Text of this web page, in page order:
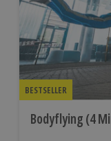
BESTSELLER
Bodyflying (4